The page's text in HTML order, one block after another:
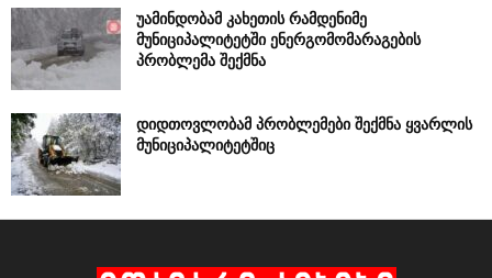
უამინდობამ კახეთის რამდენიმე
მუნიციპალიტეტში ენერგომომარაგების
პრობლემა შექმნა
დიდთოვლობამ პრობლემები შექმნა ყვარლის
მუნიციპალიტეტშიც